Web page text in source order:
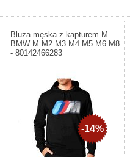
Bluza męska z kapturem M
BMW M M2 M3 M4 M5 M6 M8
- 80142466283
-14%